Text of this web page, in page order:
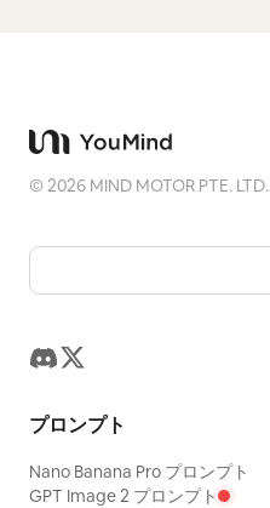
©2026 MIND MOTOR PTE. LTD.
プロンプト
Nano Banana Pro プロンプト
GPT Image 2 プロンプト